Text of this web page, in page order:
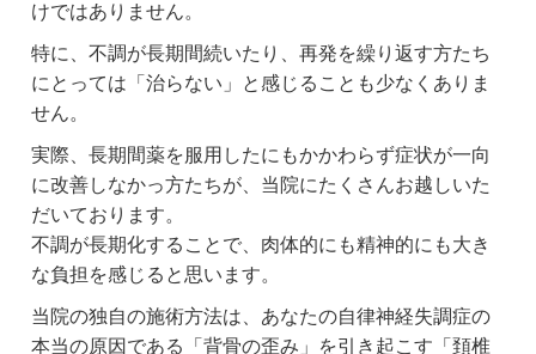
けではありません。
特に、不調が長期間続いたり、再発を繰り返す方たち
にとっては「治らない」と感じることも少なくありま
せん。
実際、長期間薬を服用したにもかかわらず症状が一向
に改善しなかっ方たちが、当院にたくさんお越しいた
だいております。
不調が長期化することで、肉体的にも精神的にも大き
な負担を感じると思います。
当院の独自の施術方法は、あなたの自律神経失調症の
本当の原因である「背骨の歪み」を引き起こす「頚椎